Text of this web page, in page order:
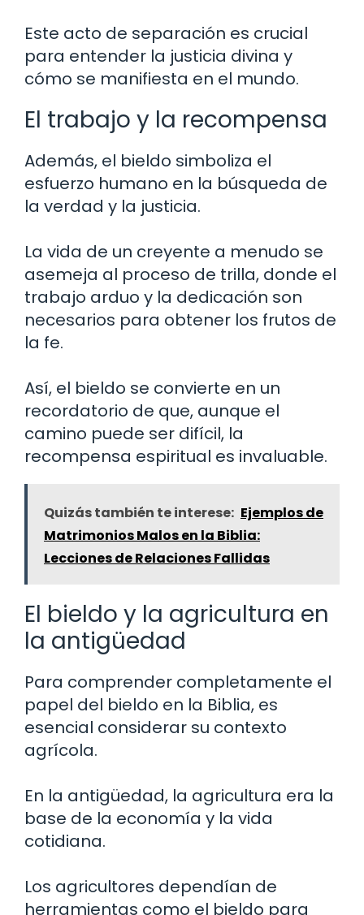
Este acto de separación es crucial
para entender la justicia divina y
cómo se manifiesta en el mundo.
El trabajo y la recompensa
Además, el bieldo simboliza el
esfuerzo humano en la búsqueda de
la verdad y la justicia.
La vida de un creyente a menudo se
asemeja al proceso de trilla, donde el
trabajo arduo y la dedicación son
necesarios para obtener los frutos de
la fe.
Así, el bieldo se convierte en un
recordatorio de que, aunque el
camino puede ser difícil, la
recompensa espiritual es invaluable.
Quizás también te interese: Ejemplos de
Matrimonios Malos en la Biblia:
Lecciones de Relaciones Fallidas
El bieldo y la agricultura en
la antigüedad
Para comprender completamente el
papel del bieldo en la Biblia, es
esencial considerar su contexto
agrícola.
En la antigüedad, la agricultura era la
base de la economía y la vida
cotidiana.
Los agricultores dependían de
herramientas como el bieldo para